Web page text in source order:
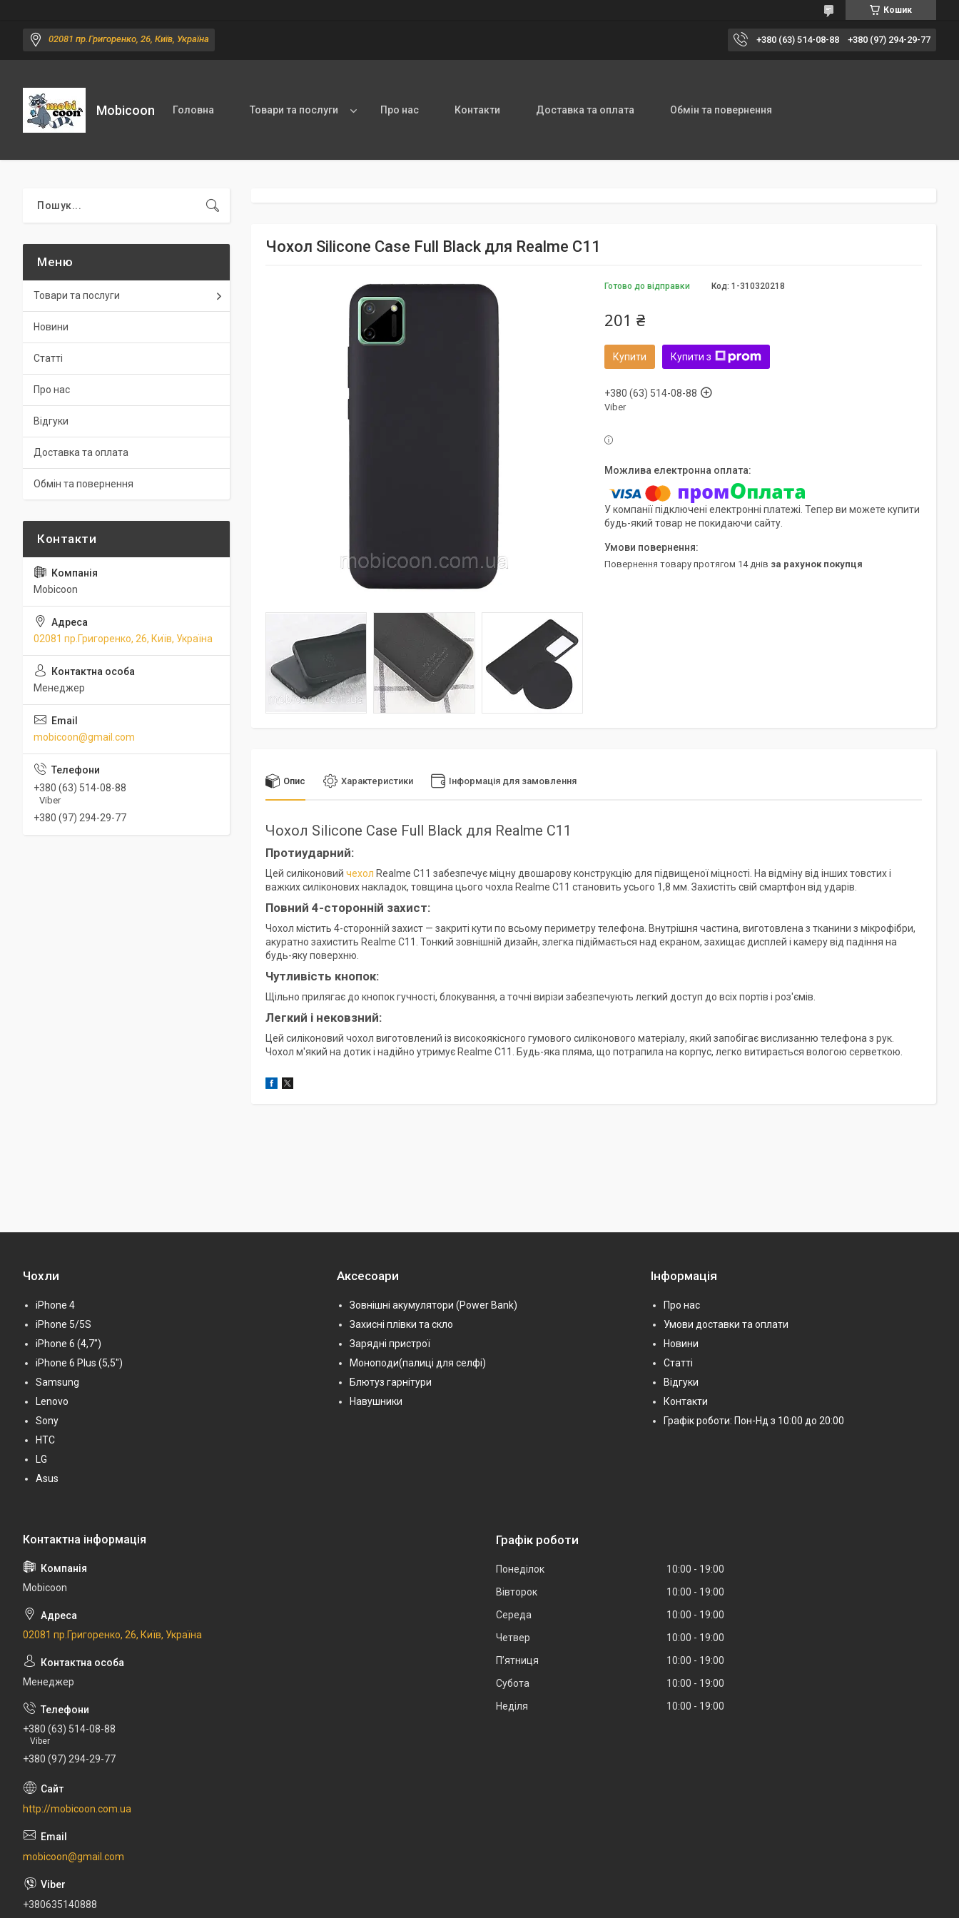
Кошик
02081 пр.Григоренко, 26, Київ, Україна +380 (63) 514-08-88 +380 (97) 294-29-77
Mobicoon Головна Товари та послуги Про нас Контакти Доставка та оплата Обмін та повернення
Чохол Silicone Case Full Black для Realme С11
Готово до відправки Код: 1-310320218
201 ₴
Купити Купити з
+380 (63) 514-08-88
Viber
У компанії підключені електронні платежі. Тепер ви можете купити
будь-який товар не покидаючи сайту.
повернення товару протягом 14 днів за рахунок покупця
Опис Характеристики Інформація для замовлення
Чохол Silicone Case Full Black для Realme С11
Протиударний:
Цей силіконовий чехол Realme C11 забезпечує міцну двошарову конструкцію для підвищеної міцності. На відміну від інших товстих і
важких силіконових накладок, товщина цього чохла Realme C11 становить усього 1,8 мм. Захистіть свій смартфон від ударів.
Повний 4-сторонній захист:
Чохол містить 4-сторонній захист — закриті кути по всьому периметру телефона. Внутрішня частина, виготовлена з тканини з мікрофібри,
акуратно захистить Realme C11. Тонкий зовнішній дизайн, злегка підіймається над екраном, захищає дисплей і камеру від падіння на
будь-яку поверхню.
Чутливість кнопок:
Щільно прилягає до кнопок гучності, блокування, а точні вирізи забезпечують легкий доступ до всіх портів і роз'ємів.
Легкий і нековзний:
Цей силіконовий чохол виготовлений із високоякісного гумового силіконового матеріалу, який запобігає вислизанню телефона з рук.
Чохол м'який на дотик і надійно утримує Realme C11. Будь-яка пляма, що потрапила на корпус, легко витирається вологою серветкою.
Товари та послуги
Новини
Статті
Про нас
Відгуки
Доставка та оплата
Обмін та повернення
Mobicoon
02081 пр.Григоренко, 26, Київ, Україна
Менеджер
mobicoon@gmail.com
+380 (63) 514-08-88
Viber
+380 (97) 294-29-77
Чохли
iPhone 4
iPhone 5/5S
iPhone 6 (4,7")
iPhone 6 Plus (5,5")
Samsung
Lenovo
Sony
HTC
LG
Asus
Аксесоари
Зовнішні акумулятори (Power Bank)
Захисні плівки та скло
Зарядні пристрої
Моноподи(палиці для селфі)
Блютуз гарнітури
Навушники
Інформація
Про нас
Умови доставки та оплати
Новини
Статті
Відгуки
Контакти
Графік роботи: Пон-Нд з 10:00 до 20:00
Mobicoon
02081 пр.Григоренко, 26, Київ, Україна
Менеджер
+380 (63) 514-08-88
Viber
+380 (97) 294-29-77
http://mobicoon.com.ua
mobicoon@gmail.com
+380635140888
Графік роботи
Понеділок 10:00
19:00
Вівторок
10:00
19:00
Середа
10:00
19:00
Четвер
10:00
19:00
Пʼятниця
10:00
19:00
Субота
10:00
19:00
Неділя
10:00 19:00